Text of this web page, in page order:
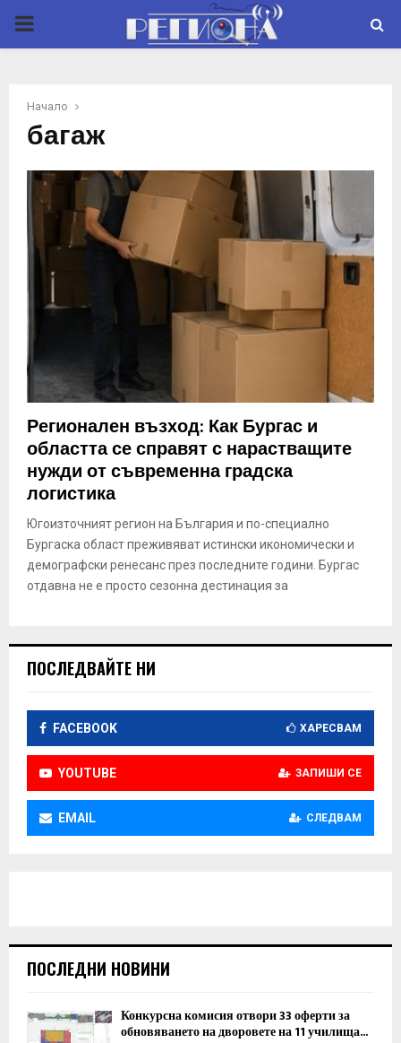
P
M
A
M
N
Начало
багаж
Регионален възход: Как Бургас и
областта се справят с нарастващите
нужди от съвременна градска
логистика
Югоизточният регион на България и по-специално
Бургаска област преживяват истински икономически и
демографски ренесанс през последните години. Бургас
отдавна не е просто сезонна дестинация за
ПОСЛЕДВАЙТЕ НИ
FACEBOOK ХАРЕСВАМ
YOUTUBE ЗАПИШИ СЕ
EMAIL СЛЕДВАМ
ПОСЛЕДНИ НОВИНИ
Конкурсна комисия отвори 33 оферти за
обновяването на дворовете на 11 училища...